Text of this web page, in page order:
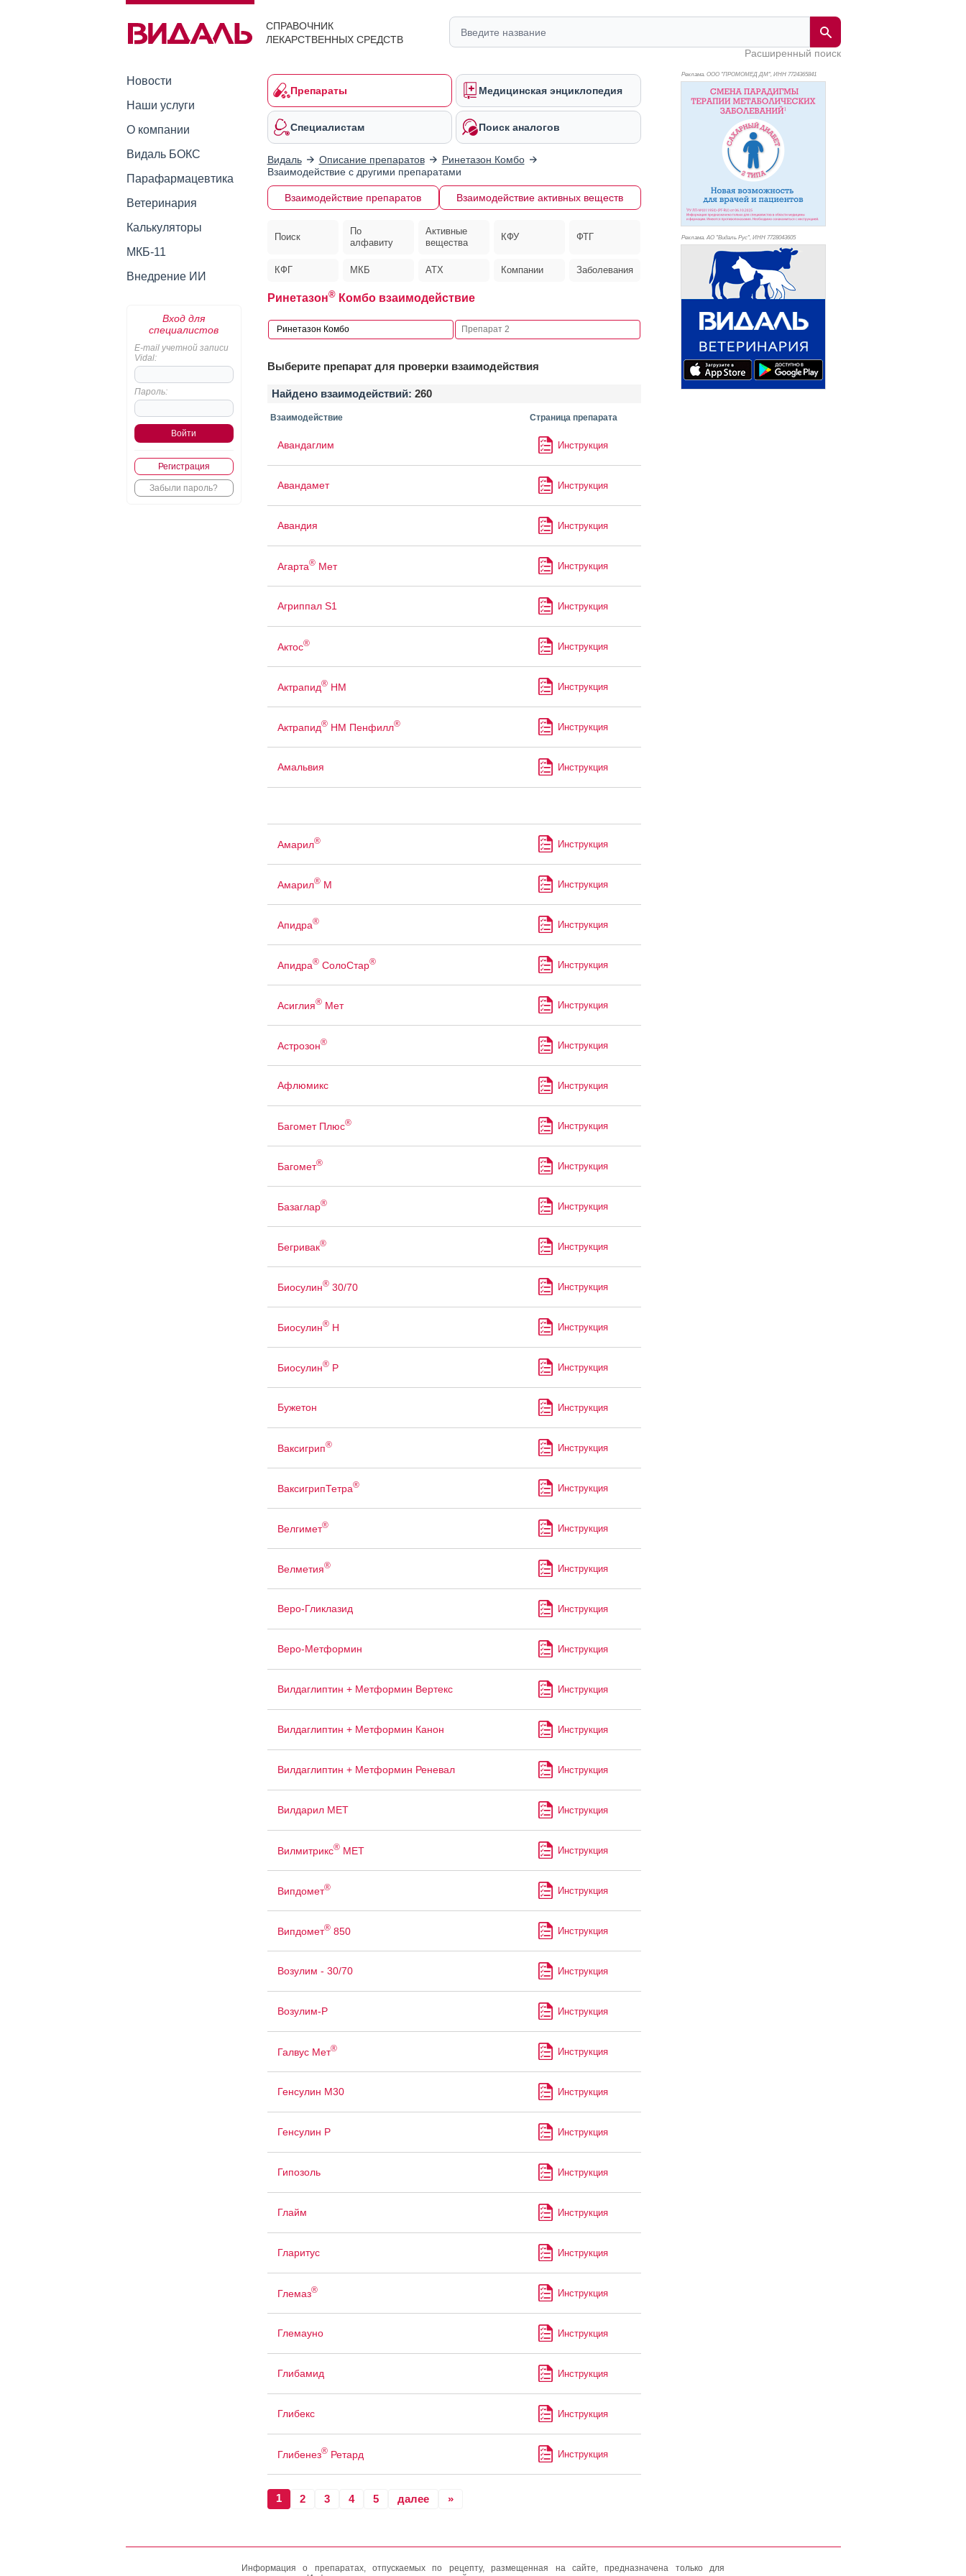
СПРАВОЧНИК
ЛЕКАРСТВЕННЫХ СРЕДСТВ
Расширенный поиск
Новости
Наши услуги
О компании
Видаль БОКС
Парафармацевтика
Ветеринария
Калькуляторы
МКБ-11
Внедрение ИИ
Вход для
специалистов
E-mail учетной записи
Vidal:
Пароль:
Регистрация
Забыли пароль?
Препараты Медицинская энциклопедия
Специалистам Поиск аналогов
Видаль Описание препаратов
Ринетазон Комбо
Взаимодействие с другими препаратами
Взаимодействие препаратов Взаимодействие активных веществ
Поиск
По
алфавиту
Активные
вещества
КФУ ФТГ
КФГ МКБ АТХ Компании Заболевания
Ринетазон®Комбо взаимодействие
Выберите препарат для проверки взаимодействия
Найдено взаимодействий: 260
Взаимодействие Страница препарата
Авандаглим Инструкция
Авандамет Инструкция
Авандия Инструкция
Агарта®Мет Инструкция
Агриппал S1 Инструкция
Актос® Инструкция
Актрапид®НМ Инструкция
Актрапид®НМ Пенфилл® Инструкция
Амальвия Инструкция
Амарил® Инструкция
Амарил®М Инструкция
Апидра® Инструкция
Апидра®СолоСтар® Инструкция
Асиглия®Мет Инструкция
Астрозон® Инструкция
Афлюмикс Инструкция
Багомет Плюс® Инструкция
Багомет® Инструкция
Базаглар® Инструкция
Бегривак® Инструкция
Биосулин®30/70 Инструкция
Биосулин®Н Инструкция
Биосулин®Р Инструкция
Бужетон Инструкция
Ваксигрип® Инструкция
ВаксигрипТетра® Инструкция
Велгимет® Инструкция
Велметия® Инструкция
Веро-Гликлазид Инструкция
Веро-Метформин Инструкция
Вилдаглиптин + Метформин Вертекс Инструкция
Вилдаглиптин + Метформин Канон Инструкция
Вилдаглиптин + Метформин Реневал Инструкция
Вилдарил МЕТ Инструкция
Вилмитрикс®МЕТ Инструкция
Випдомет® Инструкция
Випдомет®850 Инструкция
Возулим - 30/70 Инструкция
Возулим-Р Инструкция
Галвус Мет® Инструкция
Генсулин М30 Инструкция
Генсулин Р Инструкция
Гипозоль Инструкция
Глайм Инструкция
Гларитус Инструкция
Глемаз® Инструкция
Глемауно Инструкция
Глибамид Инструкция
Глибекс Инструкция
Глибенез®Ретард Инструкция
1 2 3 4 5 далее »
Реклама. ООО "ПРОМОМЕД ДМ", ИНН 7724365841
Реклама. АО "Видаль Рус", ИНН 7728043605
Информация о препаратах, отпускаемых по рецепту, размещенная на сайте, предназначена только для